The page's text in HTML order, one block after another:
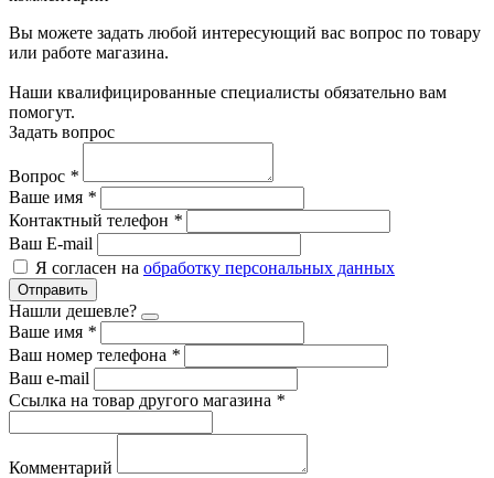
Вы можете задать любой интересующий вас вопрос по товару
или работе магазина.
Наши квалифицированные специалисты обязательно вам
помогут.
Задать вопрос
Вопрос *
Ваше имя *
Контактный телефон *
Ваш E-mail
Я согласен на обработку персональных данных
Отправить
Нашли дешевле?
Ваше имя *
Ваш номер телефона *
Ваш e-mail
Ссылка на товар другого магазина *
Комментарий